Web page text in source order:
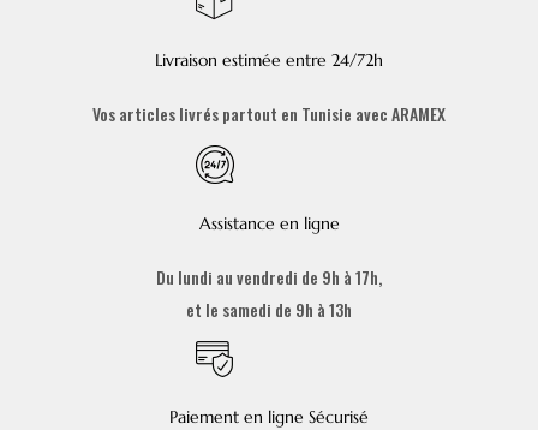
Livraison estimée entre 24/72h
Vos articles livrés partout en Tunisie avec ARAMEX
Assistance en ligne
Du lundi au vendredi de 9h à 17h,
et le samedi de 9h à 13h
Paiement en ligne Sécurisé